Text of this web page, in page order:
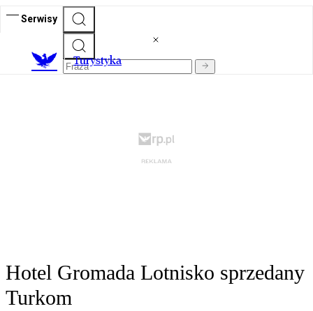
Serwisy
Turystyka
Hotel Gromada Lotnisko sprzedany
Turkom